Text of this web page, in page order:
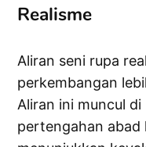
Realisme
Aliran seni rupa
perkembangan
Aliran ini muncul
pertengahan abad